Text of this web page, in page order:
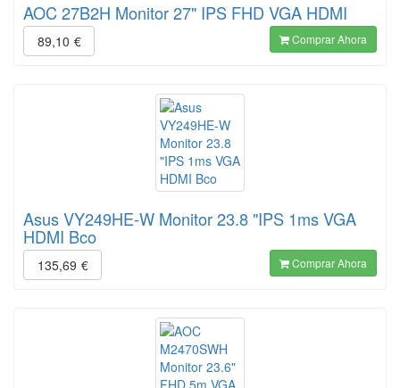
AOC 27B2H Monitor 27" IPS FHD VGA HDMI
89,10 € Comprar Ahora
Asus VY249HE-W Monitor 23.8 "IPS 1ms VGA
HDMI Bco
135,69 € Comprar Ahora